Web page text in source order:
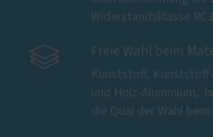
Widerstandsklasse
 Freie Wahl beim
Kunststoff,
und Holz-Aluminium,
die Qual der Wahl